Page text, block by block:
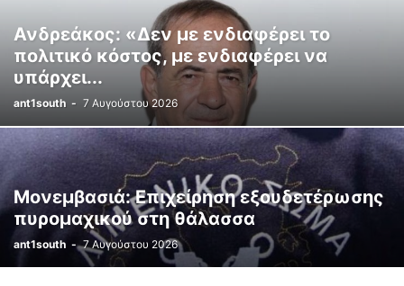
Ανδρεάκος: «Δεν με ενδιαφέρει το
πολιτικό κόστος, με ενδιαφέρει να
υπάρχει...
ant1south - 7 Αυγούστου 2026
Μονεμβασιά: Επιχείρηση εξουδετέρωσης
πυρομαχικού στη θάλασσα
ant1south - 7 Αυγούστου 2026